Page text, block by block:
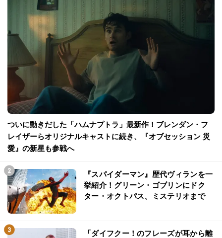
ついに動きだした「ハムナプトラ」最新作！ブレンダン・フ
レイザーらオリジナルキャストに続き、『オブセッション 災
愛』の新星も参戦へ
『スパイダーマン』歴代ヴィランを一
挙紹介！グリーン・ゴブリンにドク
ター・オクトパス、ミステリオまで
「ダイフクー！のフレーズが耳から離